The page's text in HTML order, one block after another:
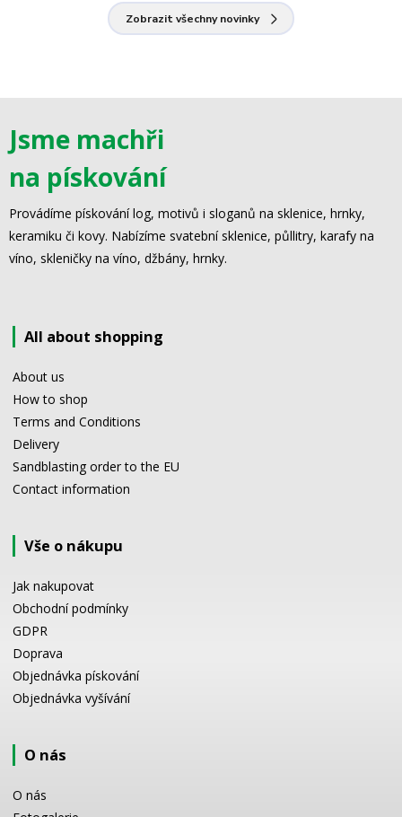
Zobrazit všechny novinky
Jsme machři
na pískování
Provádíme pískování log, motivů i sloganů na sklenice, hrnky,
keramiku či kovy. Nabízíme svatební sklenice, půllitry, karafy na
víno, skleničky na víno, džbány, hrnky.
All about shopping
About us
How to shop
Terms and Conditions
Delivery
Sandblasting order to the EU
Contact information
Vše o nákupu
Jak nakupovat
Obchodní podmínky
GDPR
Doprava
Objednávka pískování
Objednávka vyšívání
O nás
O nás